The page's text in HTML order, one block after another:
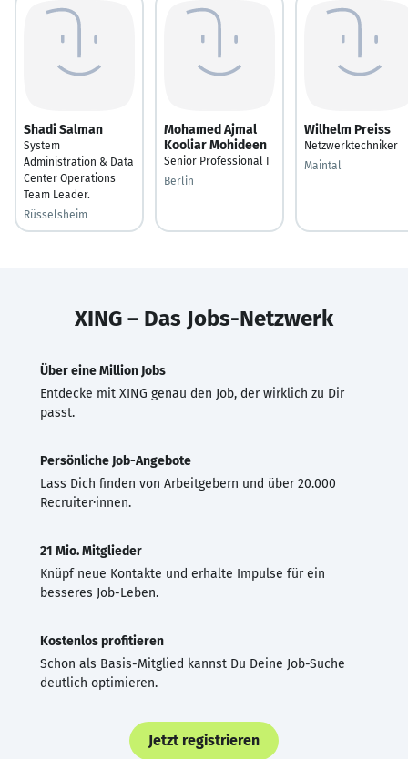
Shadi Salman
System
Administration & Data
Center Operations
Team Leader.
Rüsselsheim
Mohamed Ajmal
Kooliar Mohideen
Senior Professional I
Berlin
Wilhelm Preiss
Netzwerktechniker
Maintal
XING – Das Jobs-Netzwerk
Über eine Million Jobs
Entdecke mit XING genau den Job, der wirklich zu Dir
passt.
Persönliche Job-Angebote
Lass Dich finden von Arbeitgebern und über 20.000
Recruiter·innen.
21 Mio. Mitglieder
Knüpf neue Kontakte und erhalte Impulse für ein
besseres Job-Leben.
Kostenlos profitieren
Schon als Basis-Mitglied kannst Du Deine Job-Suche
deutlich optimieren.
Jetzt registrieren